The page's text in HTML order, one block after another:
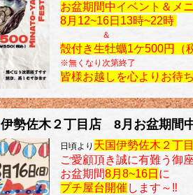
お盆期間中イベント＆メ
8月12~16日13時~22時
＆
殻付き生牡蠣1ケ500円（
※無くなり次第終了
皆様お越しを心よりお待
伊勢佐木２丁目店 8月お盆期間
日頃より 天国伊勢佐木２丁
ご愛顧頂き誠に有難う御
お盆期間8月8~16日 に
プチ屋台開催 します～‼